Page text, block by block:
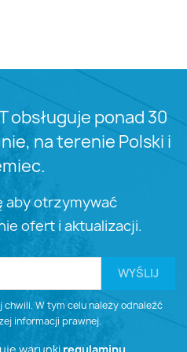
obsługuje ponad 30
na terenie Polski i
aby otrzymywać
ofert i aktualizacji.
W tym celu należy odnaleźć
informacji prawnej.